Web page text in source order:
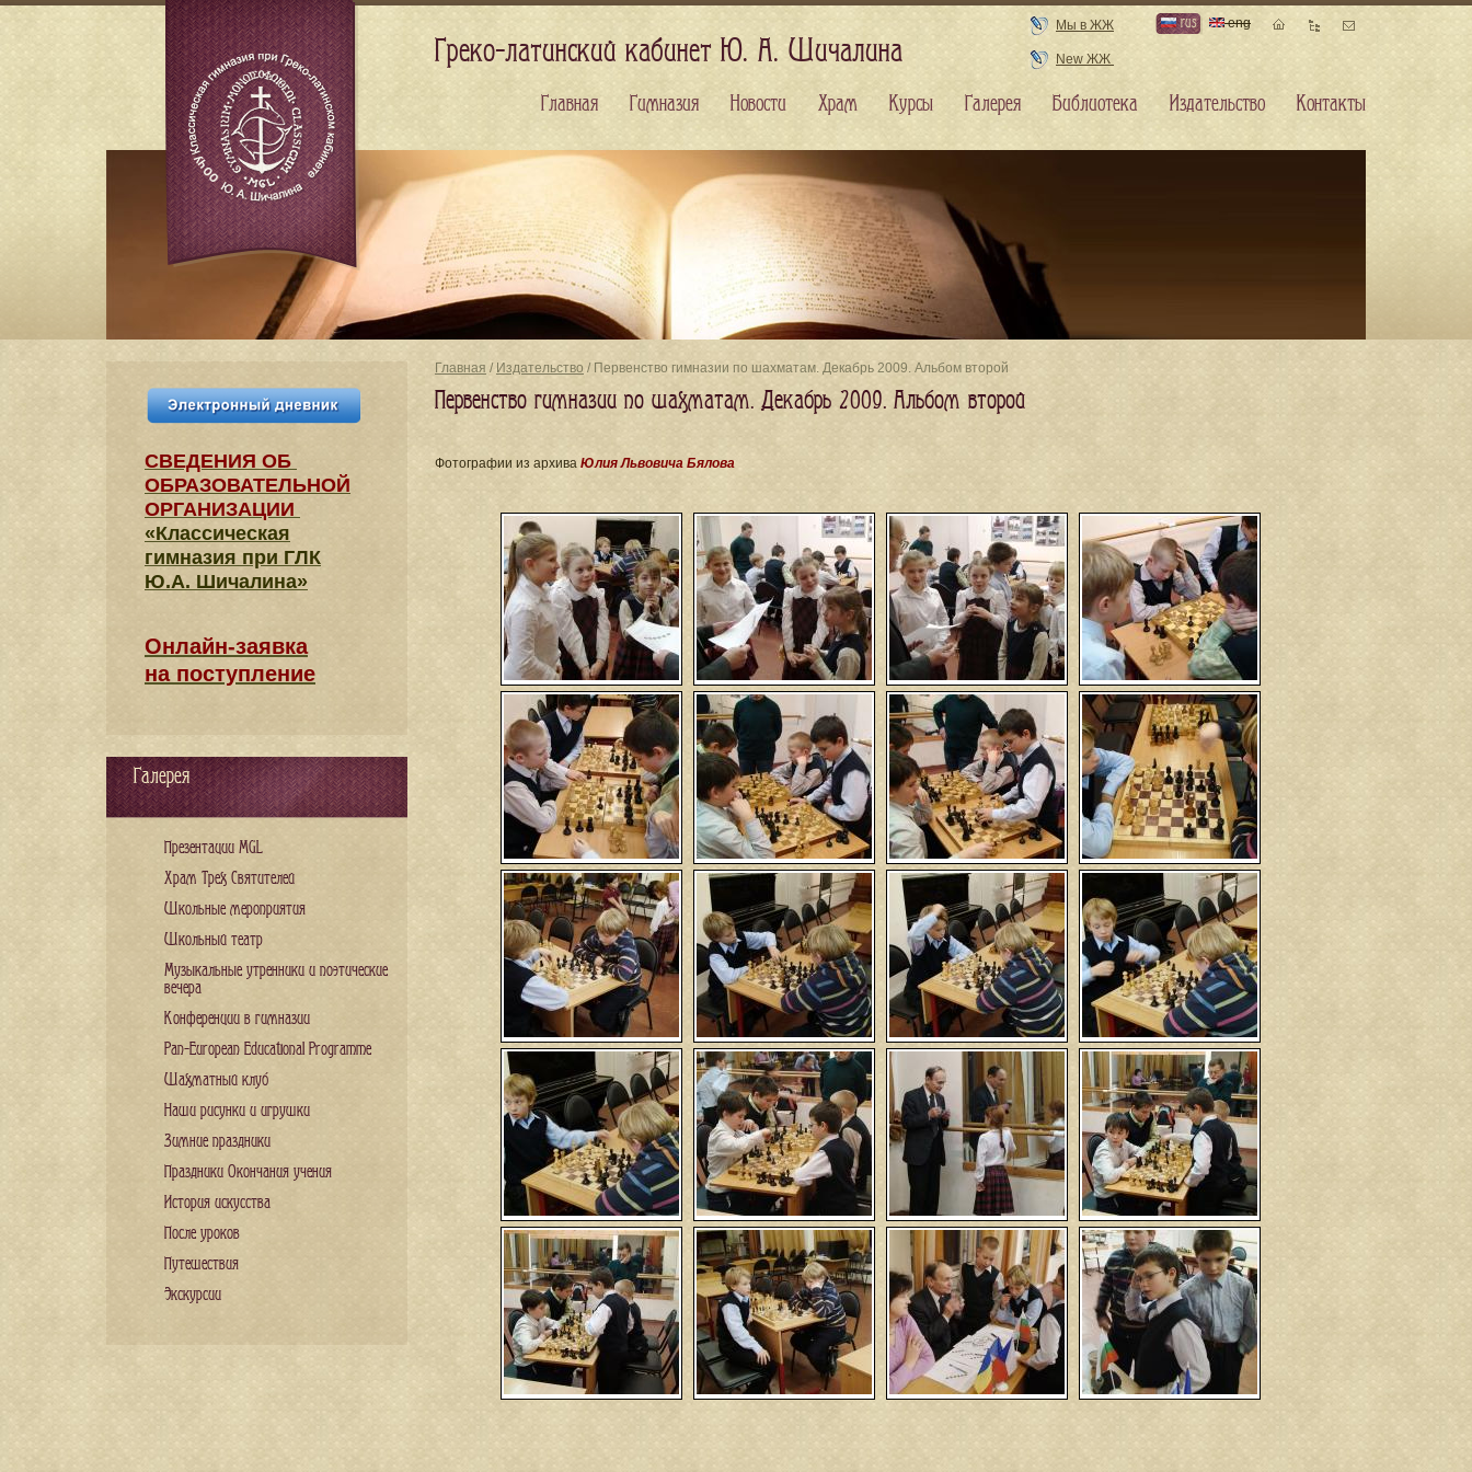
Главная / Издательство / Первенство гимназии по шахматам. Декабрь 2009. Альбом второй
Первенство гимназии по шахматам. Декабрь 2009. Альбом второй
Фотографии из архива Юлия Львовича Бялова
СВЕДЕНИЯ​ ОБ
ОБРАЗОВАТЕЛЬНОЙ
ОРГАНИЗАЦИИ
«Классическая
гимназия при ГЛК
Ю.А. Шичалина»
Онлайн-заявка
на поступление
Галерея
Презентации MGL
Храм Трех Святителей
Школьные мероприятия
Школьный театр
Музыкальные утренники и поэтические
вечера
Конференции в гимназии
Pan-European Educational Programme
Шахматный клуб
Наши рисунки и игрушки
Зимние праздники
Праздники Окончания учения
История искусства
После уроков
Путешествия
Экскурсии
Греко-латинский кабинет Ю. А. Шичалина
Мы в ЖЖ
New ЖЖ
rus eng
Главная Гимназия Новости Храм Курсы Галерея Библиотека Издательство Контакты